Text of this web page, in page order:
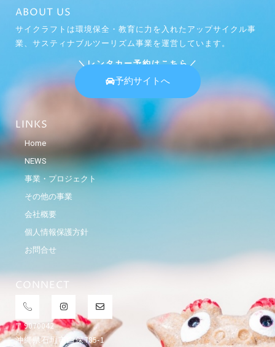
ABOUT US
サイクラフトは環境保全・教育に力を入れたアップサイクル事
業、サスティナブルツーリズム事業を運営しています。
＼レンタカー予約はこちら／
予約サイトへ
LINKS
Home
NEWS
事業・プロジェクト
その他の事業
会社概要
個人情報保護方針
お問合せ
CONNECT
〒9070042
沖縄県石垣市白保785-1